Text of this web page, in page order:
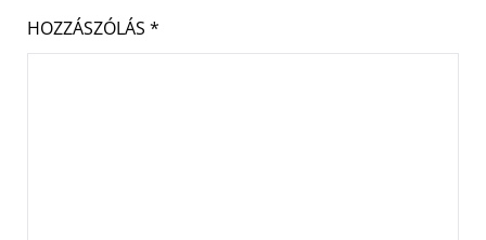
HOZZÁSZÓLÁS *